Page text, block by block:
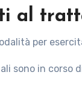
al
per
sono in